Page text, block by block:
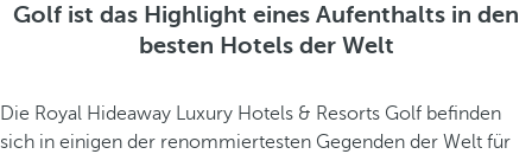
Golf ist das Highlight eines Aufenthalts in den
besten Hotels der Welt
Die Royal Hideaway Luxury Hotels & Resorts Golf befinden
sich in einigen der renommiertesten Gegenden der Welt für